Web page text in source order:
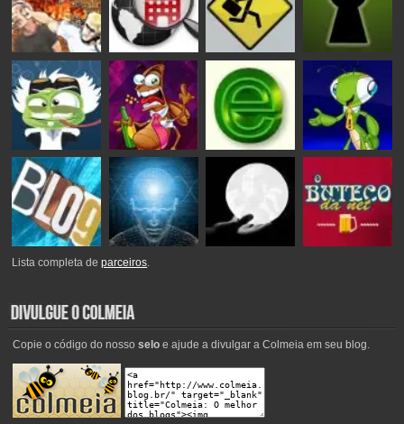
Lista completa deparceiros.
Copie o código do nosso seloe ajude a divulgar a Colmeia em seu blog.